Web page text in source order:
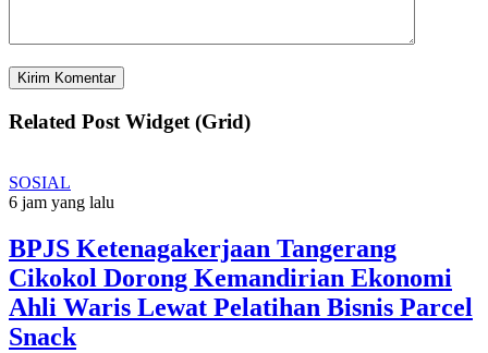
Related Post Widget (Grid)
SOSIAL
6 jam yang lalu
BPJS Ketenagakerjaan Tangerang
Cikokol Dorong Kemandirian Ekonomi
Ahli Waris Lewat Pelatihan Bisnis Parcel
Snack